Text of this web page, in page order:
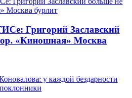
Григорий Заславский
«Киношная» Москва